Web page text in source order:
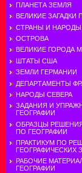
ПЛАНЕТА ЗЕМЛЯ
ВЕЛИКИЕ ЗАГАДКИ
СТРАНЫ И НАРОДЫ
ОСТРОВА
ВЕЛИКИЕ ГОРОДА
ШТАТЫ США
ЗЕМЛИ ГЕРМАНИИ
ДЕПАРТАМЕНТЫ
НАРОДЫ СЕВЕРА
ЗАДАНИЯ И
ГЕОГРАФИИ
ОБРАЗЦЫ
ПО ГЕОГРАФИИ
ПРАКТИКУМ ПО
ГЕОГРАФИЧЕСКИХ
РАБОЧИЕ
ГЕОГРАФИИ